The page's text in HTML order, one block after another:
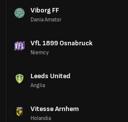
Viborg FF
Dania Amator
VfL 1899 Osnabruck
Niemcy
Leeds United
Anglia
Vitesse Arnhem
Holandia